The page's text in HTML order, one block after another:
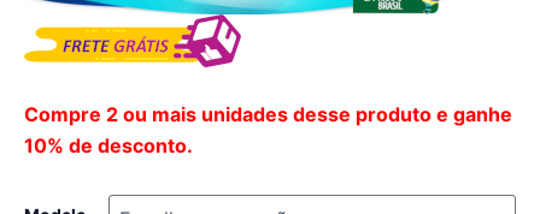
Compre 2 ou mais unidades desse produto e ganhe
10% de desconto.